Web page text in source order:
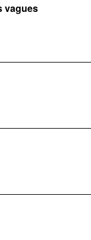
vagues